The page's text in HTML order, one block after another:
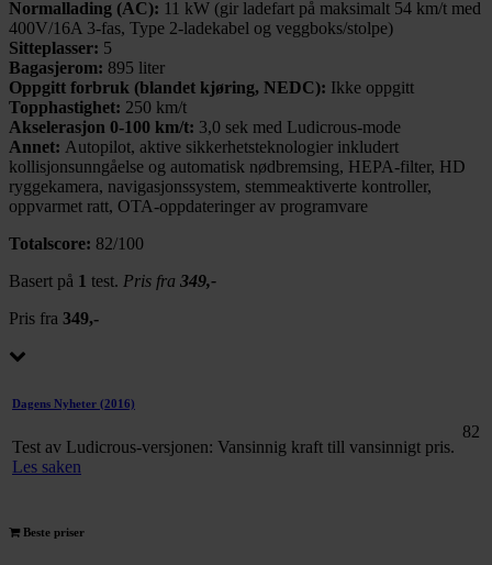
Normallading (AC): 11 kW (gir ladefart på maksimalt 54 km/t med
400V/16A 3-fas, Type 2-ladekabel og veggboks/stolpe)
Sitteplasser: 5
Bagasjerom: 895 liter
Oppgitt forbruk (blandet kjøring, NEDC): Ikke oppgitt
Topphastighet: 250 km/t
Akselerasjon 0-100 km/t: 3,0 sek med Ludicrous-mode
Annet: Autopilot, aktive sikkerhetsteknologier inkludert
kollisjonsunngåelse og automatisk nødbremsing, HEPA-filter, HD
ryggekamera, navigasjonssystem, stemmeaktiverte kontroller,
oppvarmet ratt, OTA-oppdateringer av programvare
Totalscore: 82/100
Basert på 1 test. Pris fra 349,-
Pris fra 349,-
Dagens Nyheter (2016)
Test av Ludicrous-versjonen: Vansinnig kraft till vansinnigt pris.
Les saken
82
Beste priser